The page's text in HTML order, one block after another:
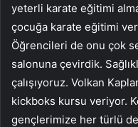
yeterli karate eğitimi
çocuğa karate eğitimi
Öğrencileri de onu çok
salonuna çevirdik.
çalışıyoruz. Volkan
kickboks kursu veriyor.
gençlerimize her türlü